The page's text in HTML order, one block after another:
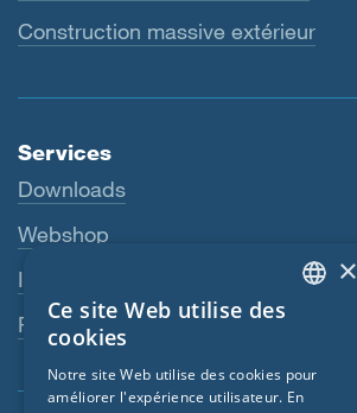
Construction massive extérieur
Services
Downloads
Webshop
Interlocuteur
Revendeurs
ENGLISH
FRENCH
×
Ce site Web utilise des
cookies
Notre site Web utilise des cookies pour
améliorer l'expérience utilisateur. En